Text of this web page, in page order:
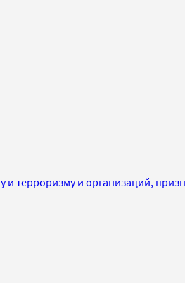
и терроризму и организаций,